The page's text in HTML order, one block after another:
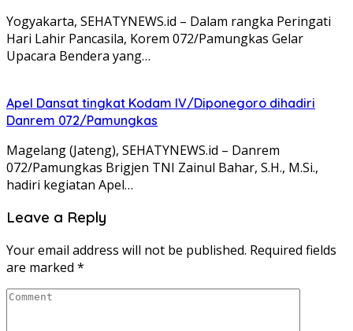
Yogyakarta, SEHATYNEWS.id – Dalam rangka Peringati
Hari Lahir Pancasila, Korem 072/Pamungkas Gelar
Upacara Bendera yang…
Apel Dansat tingkat Kodam lV/Diponegoro dihadiri
Danrem 072/Pamungkas
Magelang (Jateng), SEHATYNEWS.id – Danrem
072/Pamungkas Brigjen TNI Zainul Bahar, S.H., M.Si.,
hadiri kegiatan Apel…
Leave a Reply
Your email address will not be published. Required fields
are marked *